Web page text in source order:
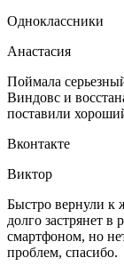
Одноклассники
Анастасия
Поймала
Виндовс и
поставили
Вконтакте
Виктор
Быстро вернули к
долго застрянет в
смартфоном, но
проблем, спасибо.